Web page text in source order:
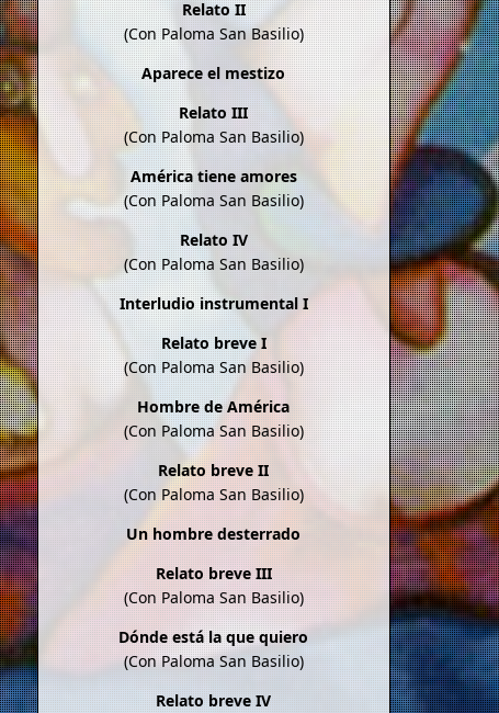
Relato II
(Con Paloma San Basilio)
Aparece el mestizo
Relato III
(Con Paloma San Basilio)
América tiene amores
(Con Paloma San Basilio)
Relato IV
(Con Paloma San Basilio)
Interludio instrumental I
Relato breve I
(Con Paloma San Basilio)
Hombre de América
(Con Paloma San Basilio)
Relato breve II
(Con Paloma San Basilio)
Un hombre desterrado
Relato breve III
(Con Paloma San Basilio)
Dónde está la que quiero
(Con Paloma San Basilio)
Relato breve IV